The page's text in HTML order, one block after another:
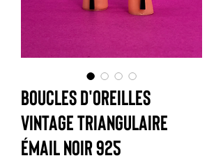
Boucles d'oreilles
vintage triangulaire
émail noir 925